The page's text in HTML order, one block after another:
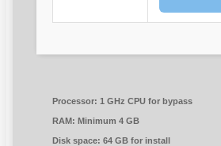
Processor: 1 GHz CPU for bypass
RAM: Minimum 4 GB
Disk space: 64 GB for install